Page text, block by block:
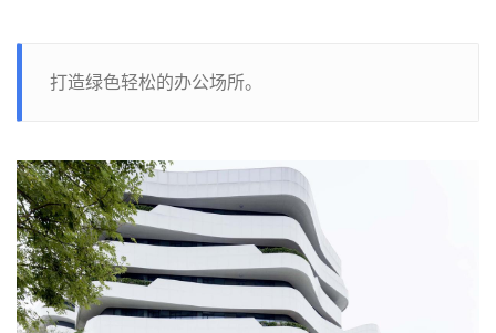
打造绿色轻松的办公场所。